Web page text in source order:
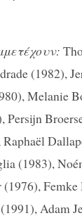
(1982),
Melanie
Persijn
(1983),
Femke
Adam